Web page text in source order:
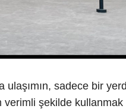
ulaşımın, sadece bir
verimli şekilde